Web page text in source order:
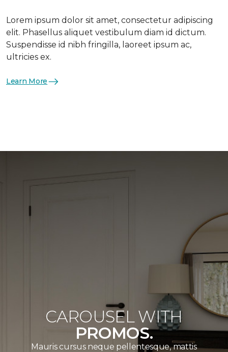
Lorem ipsum dolor sit amet, consectetur adipiscing
elit. Phasellus aliquet vestibulum diam id dictum.
Suspendisse id nibh fringilla, laoreet ipsum ac,
ultricies ex.
Learn More
CAROUSEL WITH
PROMOS.
Mauris cursus neque pellentesque, mattis